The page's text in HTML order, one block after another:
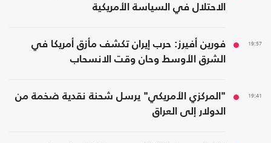
الاحتلال في السياسة الأمريكية
19:57
فورين أفيرز: حرب إيران تكشف مأزق أمريكا في
الشرق الأوسط وحان وقت الانسحاب
19:41
"المركزي الأمريكي" يرسل شحنة نقدية ضخمة من
الدولار إلى العراق